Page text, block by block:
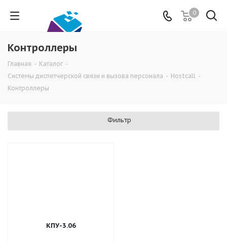
0
Контроллеры
Главная - Каталог -
Системы диспетчерской связи и вызова персонала - Hostcall -
Контроллеры
Фильтр
КПУ-3.06